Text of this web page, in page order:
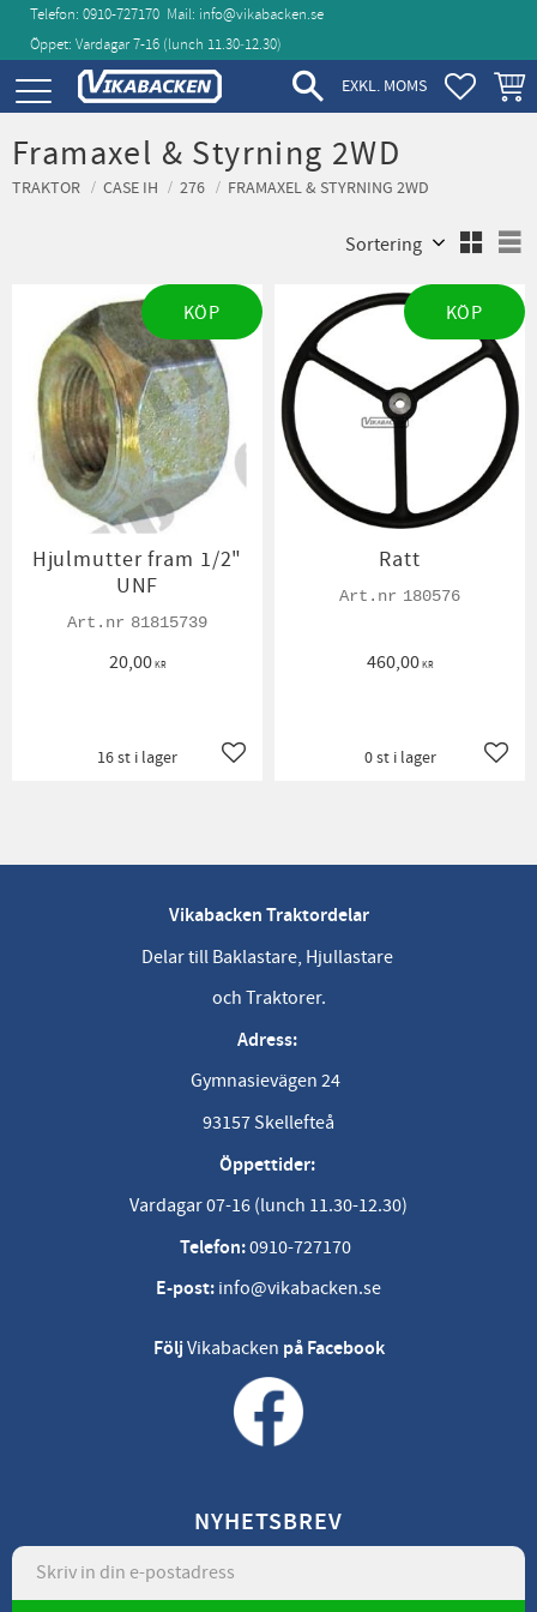
Meny
Telefon: 0910-727170 Mail: info@vikabacken.se
Öppet: Vardagar 7-16 (lunch 11.30‑12.30)
EXKL. MOMS
Framaxel & Styrning 2WD
TRAKTOR CASE IH 276 FRAMAXEL & STYRNING 2WD
Hjulmutter fram 1/2"
UNF
81815739
20,00KR
Lägg till i favoriter
16 st i lager
KÖP
Ratt
180576
460,00KR
0 st i lager
KÖP
Vikabacken Traktordelar
Delar till Baklastare, Hjullastare
och Traktorer.
Adress:
Gymnasievägen 24
93157 Skellefteå
Öppettider:
Vardagar 07-16 (lunch 11.30-12.30)
Telefon:0910-727170
E-post: info@vikabacken.se
FöljVikabacken på Facebook
NYHETSBREV